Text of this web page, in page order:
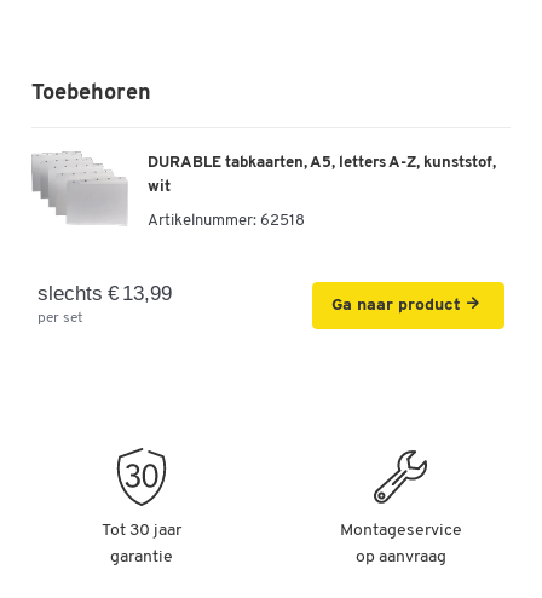
Toebehoren
DURABLE tabkaarten, A5, letters A-Z, kunststof,
wit
Artikelnummer: 62518
slechts € 13,99
per set
Ga naar product
Tot 30 jaar
garantie
Montageservice
op aanvraag